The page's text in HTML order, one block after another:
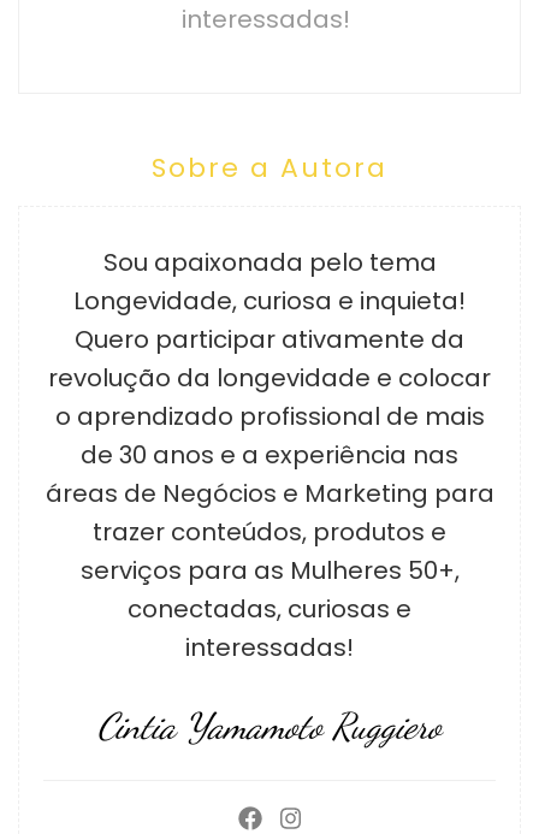
interessadas!
Sobre a Autora
Sou apaixonada pelo tema
Longevidade, curiosa e inquieta!
Quero participar ativamente da
revolução da longevidade e colocar
o aprendizado profissional de mais
de 30 anos e a experiência nas
áreas de Negócios e Marketing para
trazer conteúdos, produtos e
serviços para as Mulheres 50+,
conectadas, curiosas e
interessadas!
Cintia Yamamoto Ruggiero